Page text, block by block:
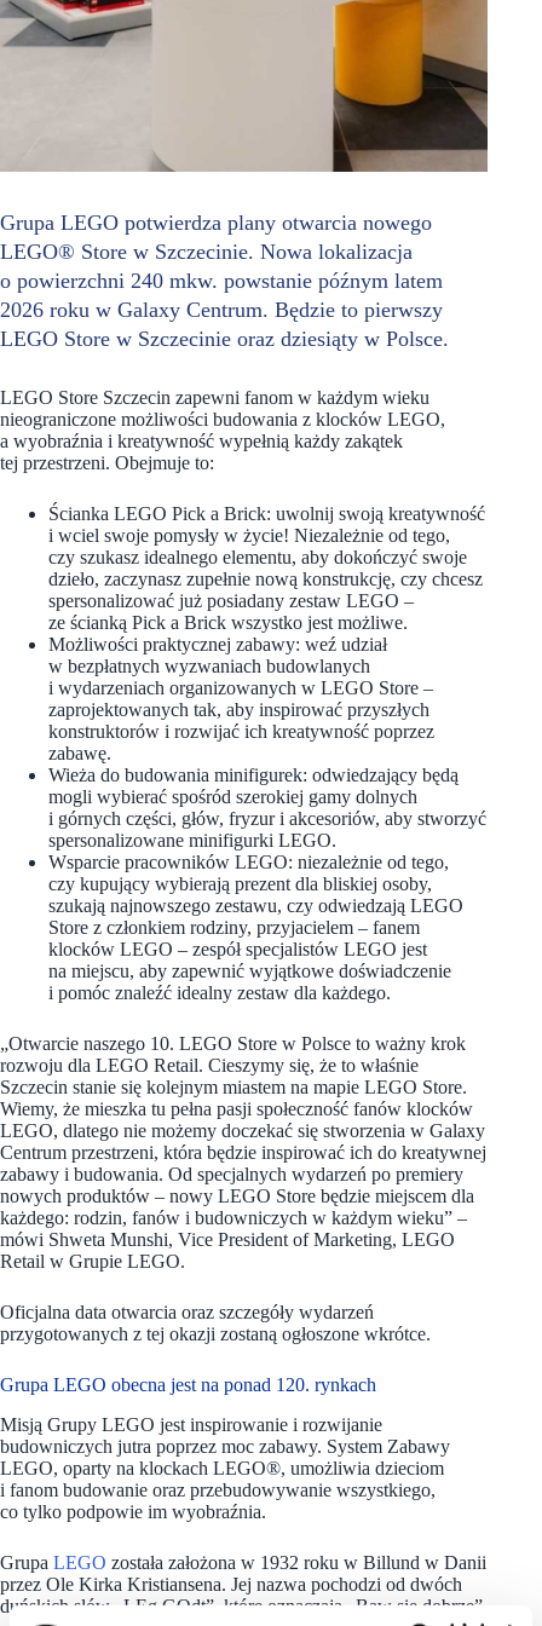
Grupa LEGO potwierdza plany otwarcia nowego
LEGO® Store w Szczecinie. Nowa lokalizacja
o powierzchni 240 mkw. powstanie późnym latem
2026 roku w Galaxy Centrum. Będzie to pierwszy
LEGO Store w Szczecinie oraz dziesiąty w Polsce.
LEGO Store Szczecin zapewni fanom w każdym wieku
nieograniczone możliwości budowania z klocków LEGO,
a wyobraźnia i kreatywność wypełnią każdy zakątek
tej przestrzeni. Obejmuje to:
Ścianka LEGO Pick a Brick: uwolnij swoją kreatywność
i wciel swoje pomysły w życie! Niezależnie od tego,
czy szukasz idealnego elementu, aby dokończyć swoje
dzieło, zaczynasz zupełnie nową konstrukcję, czy chcesz
spersonalizować już posiadany zestaw LEGO –
ze ścianką Pick a Brick wszystko jest możliwe.
Możliwości praktycznej zabawy: weź udział
w bezpłatnych wyzwaniach budowlanych
i wydarzeniach organizowanych w LEGO Store –
zaprojektowanych tak, aby inspirować przyszłych
konstruktorów i rozwijać ich kreatywność poprzez
zabawę.
Wieża do budowania minifigurek: odwiedzający będą
mogli wybierać spośród szerokiej gamy dolnych
i górnych części, głów, fryzur i akcesoriów, aby stworzyć
spersonalizowane minifigurki LEGO.
Wsparcie pracowników LEGO: niezależnie od tego,
czy kupujący wybierają prezent dla bliskiej osoby,
szukają najnowszego zestawu, czy odwiedzają LEGO
Store z członkiem rodziny, przyjacielem – fanem
klocków LEGO – zespół specjalistów LEGO jest
na miejscu, aby zapewnić wyjątkowe doświadczenie
i pomóc znaleźć idealny zestaw dla każdego.
„Otwarcie naszego 10. LEGO Store w Polsce to ważny krok
rozwoju dla LEGO Retail. Cieszymy się, że to właśnie
Szczecin stanie się kolejnym miastem na mapie LEGO Store.
Wiemy, że mieszka tu pełna pasji społeczność fanów klocków
LEGO, dlatego nie możemy doczekać się stworzenia w Galaxy
Centrum przestrzeni, która będzie inspirować ich do kreatywnej
zabawy i budowania. Od specjalnych wydarzeń po premiery
nowych produktów – nowy LEGO Store będzie miejscem dla
każdego: rodzin, fanów i budowniczych w każdym wieku” –
mówi Shweta Munshi, Vice President of Marketing, LEGO
Retail w Grupie LEGO.
Oficjalna data otwarcia oraz szczegóły wydarzeń
przygotowanych z tej okazji zostaną ogłoszone wkrótce.
Grupa LEGO obecna jest na ponad 120. rynkach
Misją Grupy LEGO jest inspirowanie i rozwijanie
budowniczych jutra poprzez moc zabawy. System Zabawy
LEGO, oparty na klockach LEGO®, umożliwia dzieciom
i fanom budowanie oraz przebudowywanie wszystkiego,
co tylko podpowie im wyobraźnia.
Grupa LEGO została założona w 1932 roku w Billund w Danii
przez Ole Kirka Kristiansena. Jej nazwa pochodzi od dwóch
duńskich słów „LEg GOdt”, które oznaczają „Baw się dobrze”.